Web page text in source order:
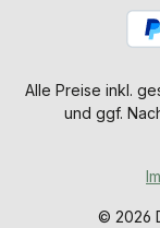
Alle Preise inkl.
und ggf.
© 2026